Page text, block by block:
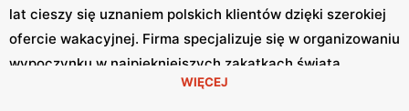
lat cieszy się uznaniem polskich klientów dzięki szerokiej
ofercie wakacyjnej. Firma specjalizuje się w organizowaniu
wypoczynku w najpiękniejszych zakątkach świata,
oferując kompleksowe pakiety wycieczkowe, które
WIĘCEJ